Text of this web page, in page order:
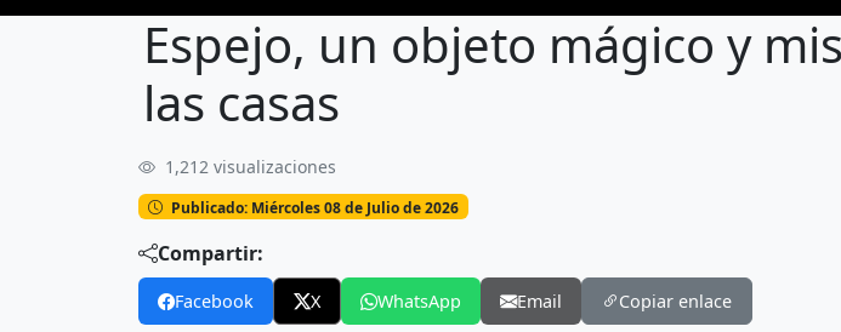
Espejo, un objeto mágico y
las casas
1,212 visualizaciones
Publicado: Miércoles 08 de Julio de 2026
Compartir:
Facebook X WhatsApp Email Copiar enlace